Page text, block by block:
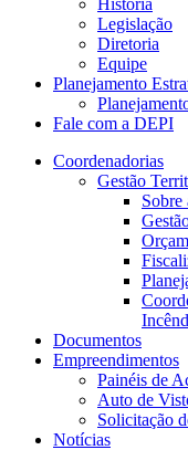
História
Legislação
Diretoria
Equipe
Planejamento
Fale com a DEPI
Coordenadorias
Gestão
Sobre
Documentos
Empreendimentos
Painéis de
Auto de
Solicitação
Notícias